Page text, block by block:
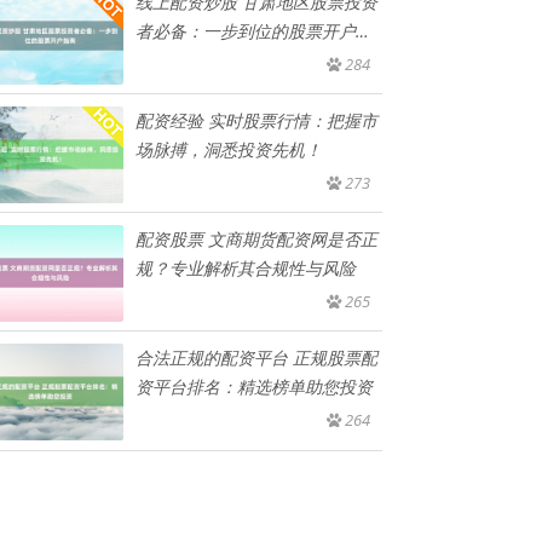
者必备：一步到位的股票开户指
284
配资经验 实时股票行情：把握市
场脉搏，洞悉投资先机！
273
配资股票 文商期货配资网是否正
规？专业解析其合规性与风险
265
合法正规的配资平台 正规股票配
资平台排名：精选榜单助您投资
264